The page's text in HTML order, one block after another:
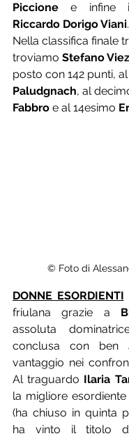
Piccione
Riccardo Dorigo Viani.
Nella classifica finale
troviamo Stefano
posto con 142 punti,
Paludgnach, al
Fabbro e al 14esimo
© Foto di
DONNE ESORDIENTI
friulana grazie a
assoluta
conclusa con ben
vantaggio nei
Al traguardo Ilaria
la migliore
(ha chiuso in quinta
ha vinto il titolo di